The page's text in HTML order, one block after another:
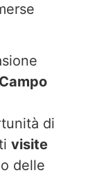
Campo
di
visite
delle